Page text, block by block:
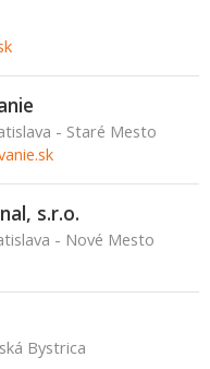
- Staré Mesto
s.r.o.
- Nové Mesto
Bystrica